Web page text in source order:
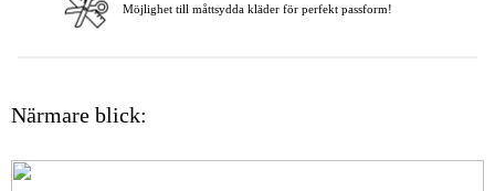
Möjlighet till måttsydda kläder för perfekt passform!
Närmare blick: